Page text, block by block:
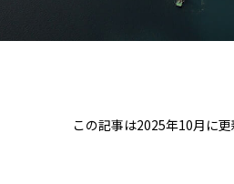
この記事は2025年10月に